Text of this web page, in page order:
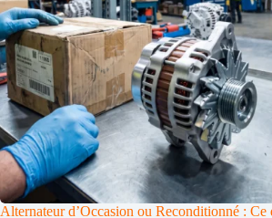
Alternateur d’Occasion ou Reconditionné : Ce